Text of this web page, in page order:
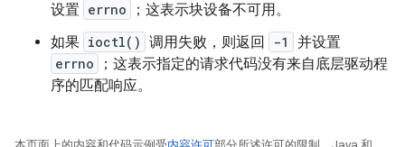
设置 errno
；这表示块设备不可用。
如果 ioctl() 调用失败，则返回 -1 并设置
errno
；这表示指定的请求代码没有来自底层驱动程
序的匹配响应。